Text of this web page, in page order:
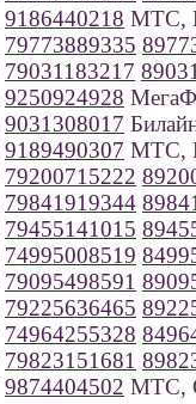
9186440218 МТС,
79773889335
79031183217
9250924928
9031308017
9189490307 МТС,
79200715222
79841919344
79455141015
74995008519
79095498591
79225636465
74964255328
79823151681
9874404502 МТС,